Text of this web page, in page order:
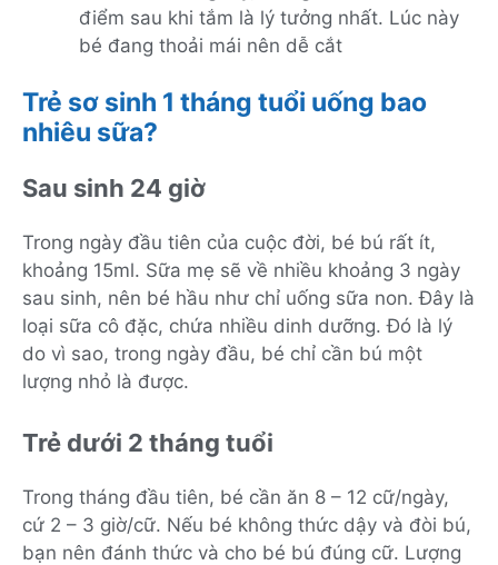
điểm sau khi tắm là lý tưởng nhất. Lúc này
bé đang thoải mái nên dễ cắt
Trẻ sơ sinh 1 tháng tuổi uống bao
nhiêu sữa?
Sau sinh 24 giờ
Trong ngày đầu tiên của cuộc đời, bé bú rất ít,
khoảng 15ml. Sữa mẹ sẽ về nhiều khoảng 3 ngày
sau sinh, nên bé hầu như chỉ uống sữa non. Đây là
loại sữa cô đặc, chứa nhiều dinh dưỡng. Đó là lý
do vì sao, trong ngày đầu, bé chỉ cần bú một
lượng nhỏ là được.
Trẻ dưới 2 tháng tuổi
Trong tháng đầu tiên, bé cần ăn 8 – 12 cữ/ngày,
cứ 2 – 3 giờ/cữ. Nếu bé không thức dậy và đòi bú,
bạn nên đánh thức và cho bé bú đúng cữ. Lượng